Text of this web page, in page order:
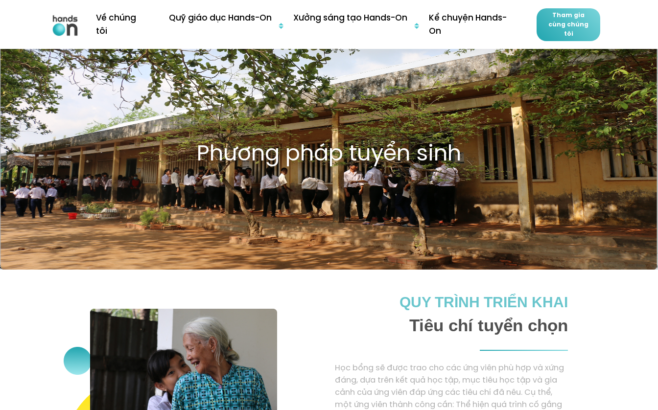
Về chúng
tôi
Quỹ giáo dục Hands-On Xưởng sáng tạo Hands-On
Kể chuyện Hands-
On
Tham gia
cùng chúng
tôi
Phương pháp tuyển sinh
QUY TRÌNH TRIỂN KHAI
Tiêu chí tuyển chọn
Học bổng sẽ được trao cho các ứng viên phù hợp và xứng
đáng, dựa trên kết quả học tập, mục tiêu học tập và gia
cảnh của ứng viên đáp ứng các tiêu chí đã nêu. Cụ thể,
một ứng viên thành công cần: Thể hiện quá trình cố gắng